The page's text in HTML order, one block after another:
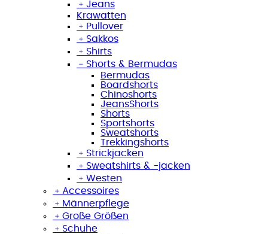
﹢ Jeans
Krawatten
﹢ Pullover
﹢ Sakkos
﹢ Shirts
﹣ Shorts & Bermudas
Bermudas
Boardshorts
Chinoshorts
JeansShorts
Shorts
Sportshorts
Sweatshorts
Trekkingshorts
﹢ Strickjacken
﹢ Sweatshirts & -jacken
﹢ Westen
﹢ Accessoires
﹢ Männerpflege
﹢ Große Größen
﹢ Schuhe